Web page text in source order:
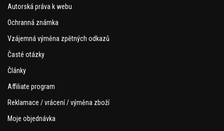
Autorská práva k webu
Ochranná známka
Vzájemná výměna zpětných odkazů
Časté otázky
Články
Affiliate program
Reklamace / vrácení / výměna zboží
Moje objednávka